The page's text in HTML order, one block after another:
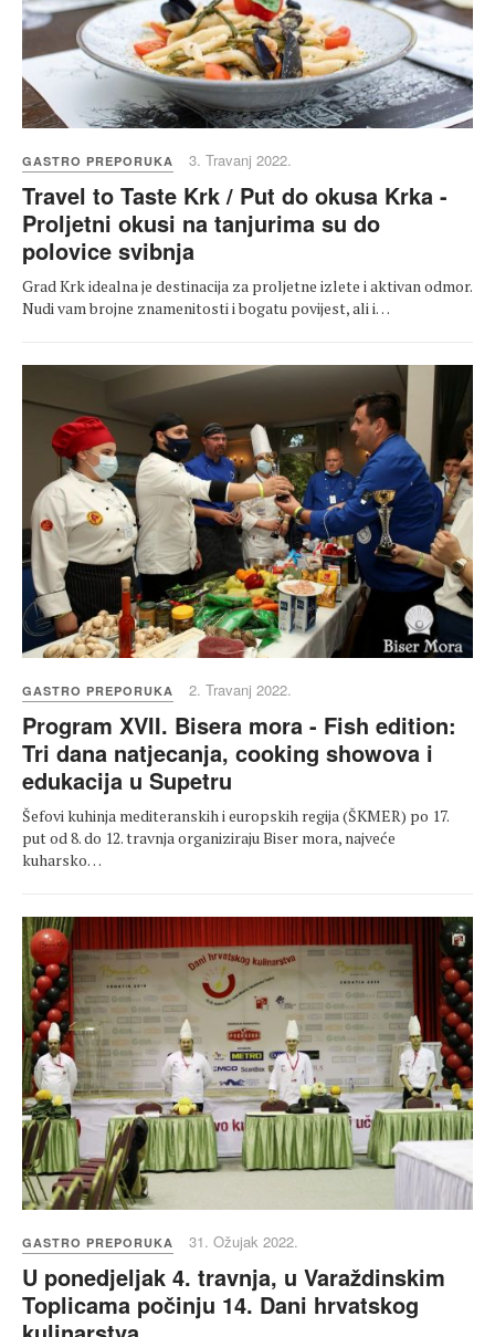
GASTRO PREPORUKA 3. Travanj 2022.
Travel to Taste Krk / Put do okusa Krka -
Proljetni okusi na tanjurima su do
polovice svibnja
Grad Krk idealna je destinacija za proljetne izlete i aktivan odmor.
Nudi vam brojne znamenitosti i bogatu povijest, ali i…
GASTRO PREPORUKA 2. Travanj 2022.
Program XVII. Bisera mora - Fish edition:
Tri dana natjecanja, cooking showova i
edukacija u Supetru
Šefovi kuhinja mediteranskih i europskih regija (ŠKMER) po 17.
put od 8. do 12. travnja organiziraju Biser mora, najveće
kuharsko…
GASTRO PREPORUKA 31. Ožujak 2022.
U ponedjeljak 4. travnja, u Varaždinskim
Toplicama počinju 14. Dani hrvatskog